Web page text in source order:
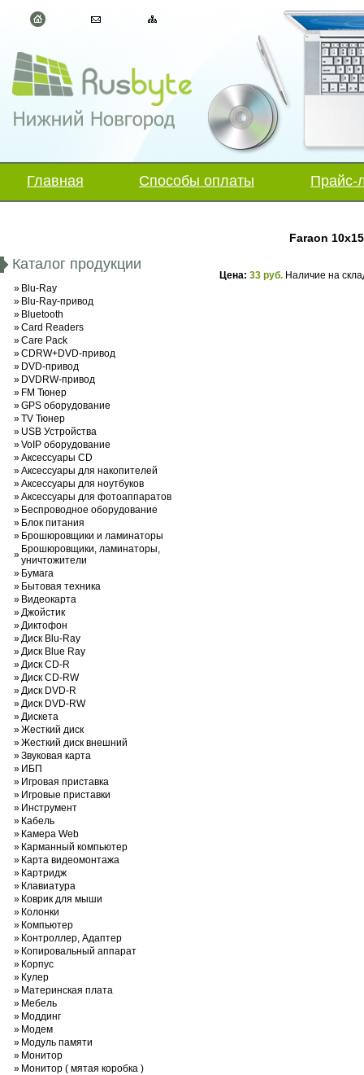
Главная Способы оплаты Прайс-
Каталог продукции
» Blu-Ray
» Blu-Ray-привод
» Bluetooth
»Card Readers
»Care Pack
»CDRW+DVD-привод
» DVD-привод
» DVDRW-привод
» FM Тюнер
»GPS оборудование
»TV Тюнер
» USB Устройства
»VoIP оборудование
»Аксессуары CD
»Аксессуары для накопителей
»Аксессуары для ноутбуков
»Аксессуары для фотоаппаратов
» Беспроводное оборудование
» Блок питания
» Брошюровщики и ламинаторы
» Брошюровщики, ламинаторы,
уничтожители
» Бумага
» Бытовая техника
» Видеокарта
»Джойстик
»Диктофон
»Диск Blu-Ray
»Диск Blue Ray
»Диск CD-R
»Диск CD-RW
»Диск DVD-R
»Диск DVD-RW
»Дискета
»Жесткий диск
»Жесткий диск внешний
»Звуковая карта
» ИБП
» Игровая приставка
» Игровые приставки
» Инструмент
» Кабель
» Камера Web
» Карманный компьютер
» Карта видеомонтажа
» Картридж
» Клавиатура
» Коврик для мыши
» Колонки
» Компьютер
» Контроллер, Адаптер
» Копировальный аппарат
» Корпус
» Кулер
» Материнская плата
» Мебель
» Моддинг
» Модем
» Модуль памяти
» Монитор
» Монитор ( мятая коробка )
Faraon
Цена: 33 руб. Наличие на